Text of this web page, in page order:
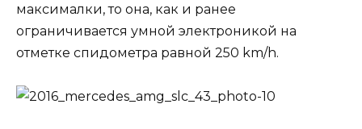
максималки, то она, как и ранее
ограничивается умной электроникой на
отметке спидометра равной 250 km/h.